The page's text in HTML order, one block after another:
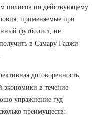
полисов по действующему
применяемые при
футболист, не
в Самару Гаджи
договоренность
экономики в течение
упражнение гуд
преимуществ: